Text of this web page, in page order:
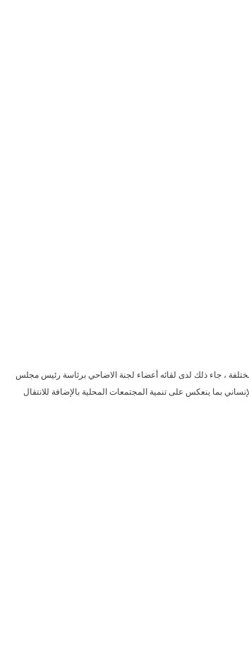
، جاء ذلك لدى لقائه أعضاء لجنة الاضاحي برئاسة رئيس مجلس
بما ينعكس على تنمية المجتمعات المحلية بالإضافة للانتقال